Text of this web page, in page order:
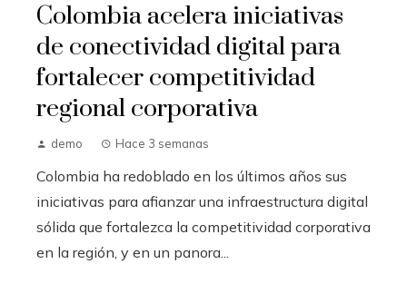
Colombia acelera iniciativas
de conectividad digital para
fortalecer competitividad
regional corporativa
demo Hace 3 semanas
Colombia ha redoblado en los últimos años sus
iniciativas para afianzar una infraestructura digital
sólida que fortalezca la competitividad corporativa
en la región, y en un panora...